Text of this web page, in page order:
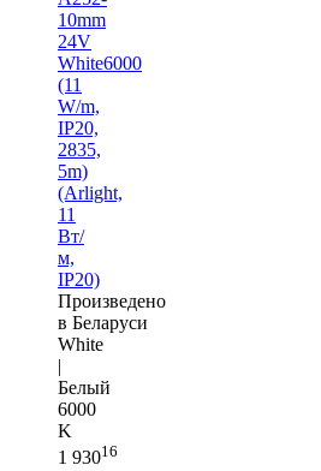
10mm
24V
White6000
(11
W/m,
IP20,
2835,
5m)
(Arlight,
11
Вт/
м,
IP20)
Произведено
в Беларуси
White
|
Белый
6000
K
1 93016